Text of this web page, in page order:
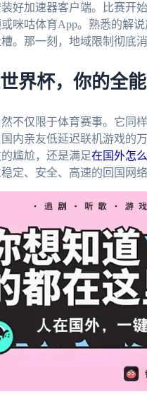
好加速器客户端。比赛开
咪咕体育App。熟悉的解
。那一刻，地域限制彻底
界杯，你的全
不仅限于体育赛事。它同
内亲友低延迟联机游戏的
尴尬，还是满足在国外怎
定、安全、高速的回国网